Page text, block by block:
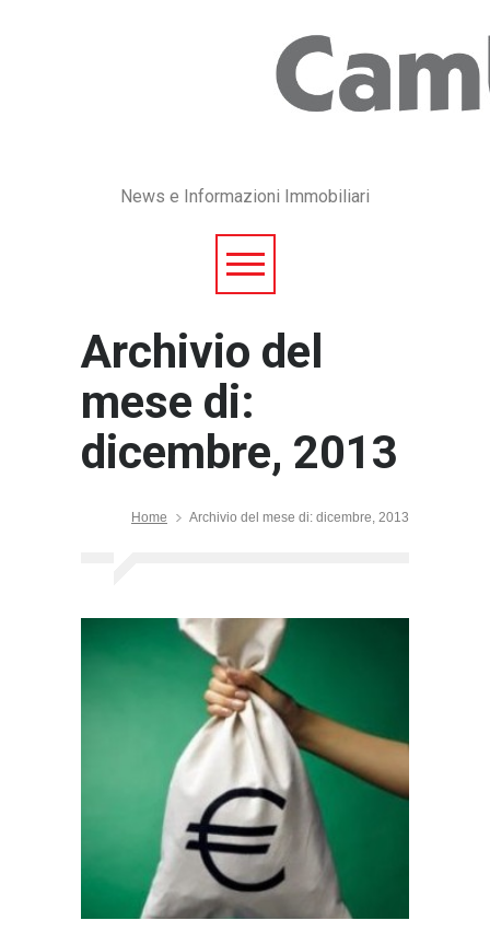
News e Informazioni Immobiliari
Archivio del
mese di:
dicembre, 2013
Home Archivio del mese di: dicembre, 2013